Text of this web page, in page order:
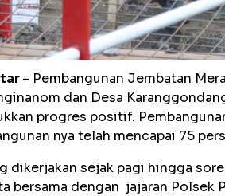
- Pembangunan Jembatan
dan Desa
progres positif.
nya telah mencapai 75
dikerjakan sejak pagi hingga
bersama dengan jajaran Polsek